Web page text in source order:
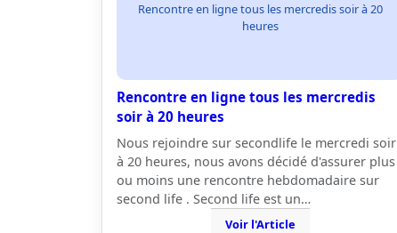
Rencontre en ligne tous les mercredis soir à 20
heures
Rencontre en ligne tous les mercredis
soir à 20 heures
Nous rejoindre sur secondlife le mercredi soir
à 20 heures, nous avons décidé d'assurer plus
ou moins une rencontre hebdomadaire sur
second life . Second life est un…
Voir l'Article